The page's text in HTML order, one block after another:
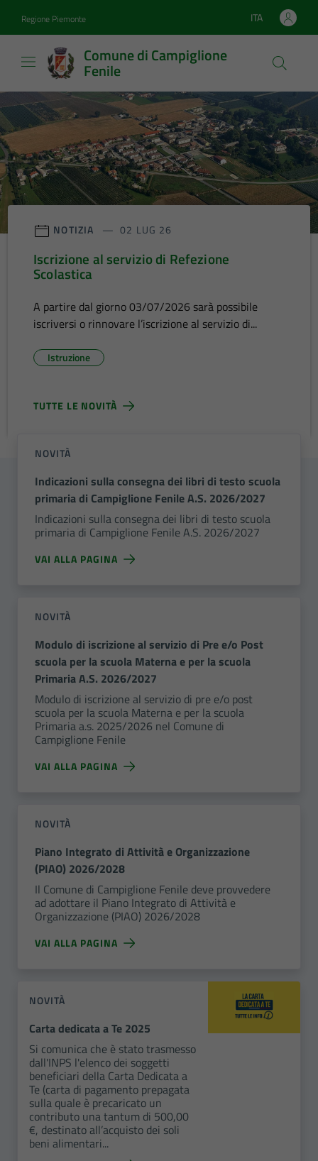
Regione Piemonte Lingua attiva:
ITA
Comune di Campiglione
Fenile
Comune di Campiglione
Contenuti in evidenza
NOTIZIA 02 LUG 26
Iscrizione al servizio di Refezione
Scolastica
A partire dal giorno 03/07/2026 sarà possibile
iscriversi o rinnovare l’iscrizione al servizio di...
Istruzione
TUTTE LE NOVITÀ
NOVITÀ
Indicazioni sulla consegna dei libri di testo scuola
primaria di Campiglione Fenile A.S. 2026/2027
Indicazioni sulla consegna dei libri di testo scuola
primaria di Campiglione Fenile A.S. 2026/2027
VAI ALLA PAGINA
NOVITÀ
Modulo di iscrizione al servizio di Pre e/o Post
scuola per la scuola Materna e per la scuola
Primaria A.S. 2026/2027
Modulo di iscrizione al servizio di pre e/o post
scuola per la scuola Materna e per la scuola
Primaria a.s. 2025/2026 nel Comune di
Campiglione Fenile
VAI ALLA PAGINA
NOVITÀ
Piano Integrato di Attività e Organizzazione
(PIAO) 2026/2028
Il Comune di Campiglione Fenile deve provvedere
ad adottare il Piano Integrato di Attività e
Organizzazione (PIAO) 2026/2028
VAI ALLA PAGINA
NOVITÀ
Carta dedicata a Te 2025
Si comunica che è stato trasmesso
dall'INPS l'elenco dei soggetti
beneficiari della Carta Dedicata a
Te (carta di pagamento prepagata
sulla quale è precaricato un
contributo una tantum di 500,00
€, destinato all’acquisto dei soli
beni alimentari...